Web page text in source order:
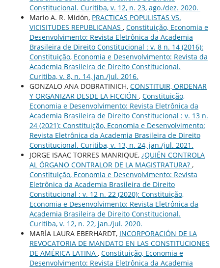
Constitucional. Curitiba, v. 12, n. 23, ago./dez. 2020.
Mario A. R. Midón, PRACTICAS POPULISTAS VS.
VICISITUDES REPUBLICANAS , Constituição, Economia e
Desenvolvimento: Revista Eletrônica da Academia
Brasileira de Direito Constitucional : v. 8 n. 14 (2016):
Constituição, Economia e Desenvolvimento: Revista da
Academia Brasileira de Direito Constitucional.
Curitiba, v. 8, n. 14, jan./jul. 2016.
GONZALO ANA DOBRATINICH, CONSTITUIR, ORDENAR
Y ORGANIZAR DESDE LA FICCIÓN , Constituição,
Economia e Desenvolvimento: Revista Eletrônica da
Academia Brasileira de Direito Constitucional : v. 13 n.
24 (2021): Constituição, Economia e Desenvolvimento:
Revista Eletrônica da Academia Brasileira de Direito
Constitucional. Curitiba, v. 13, n. 24, jan./jul. 2021.
JORGE ISAAC TORRES MANRIQUE, ¿QUIÉN CONTROLA
AL ÓRGANO CONTRALOR DE LA MAGISTRATURA? ,
Constituição, Economia e Desenvolvimento: Revista
Eletrônica da Academia Brasileira de Direito
Constitucional : v. 12 n. 22 (2020): Constituição,
Economia e Desenvolvimento: Revista Eletrônica da
Academia Brasileira de Direito Constitucional.
Curitiba, v. 12, n. 22, jan./jul. 2020.
MARÍA LAURA EBERHARDT, INCORPORACIÓN DE LA
REVOCATORIA DE MANDATO EN LAS CONSTITUCIONES
DE AMÉRICA LATINA , Constituição, Economia e
Desenvolvimento: Revista Eletrônica da Academia